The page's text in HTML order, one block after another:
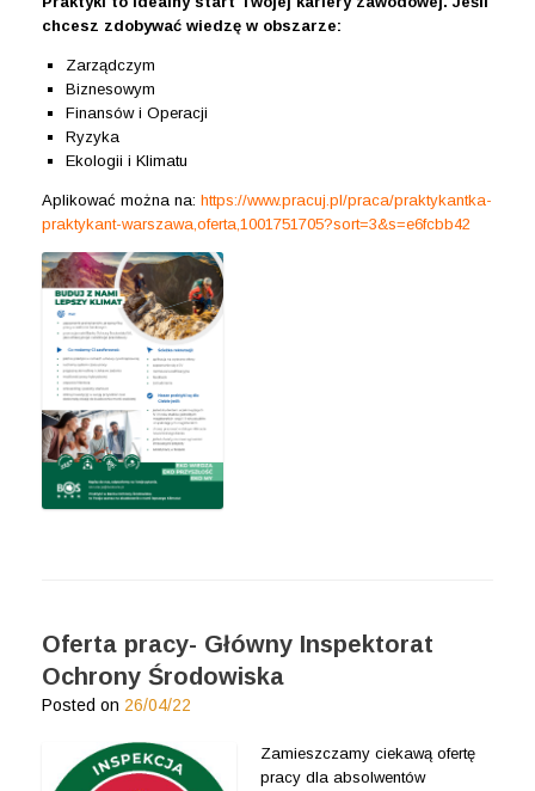
chcesz zdobywać wiedzę w obszarze:
Zarządczym
Biznesowym
Finansów i Operacji
Ryzyka
Ekologii i Klimatu
Aplikować można na: https://www.pracuj.pl/praca/praktykantka-
praktykant-warszawa,oferta,1001751705?sort=3&s=e6fcbb42
Oferta pracy- Główny Inspektorat
Ochrony Środowiska
Posted on 26/04/22
Zamieszczamy ciekawą ofertę
pracy dla absolwentów